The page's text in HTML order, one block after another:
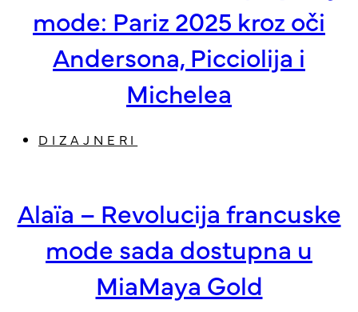
mode: Pariz 2025 kroz oči
Andersona, Picciolija i
Michelea
DIZAJNERI
Alaïa – Revolucija francuske
mode sada dostupna u
MiaMaya Gold